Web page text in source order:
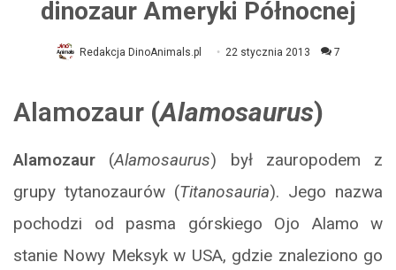
dinozaur Ameryki Północnej
Redakcja DinoAnimals.pl 22 stycznia 2013 7
Alamozaur (Alamosaurus)
Alamozaur (Alamosaurus) był zauropodem z
grupy tytanozaurów (Titanosauria). Jego nazwa
pochodzi od pasma górskiego Ojo Alamo w
stanie Nowy Meksyk w USA, gdzie znaleziono go